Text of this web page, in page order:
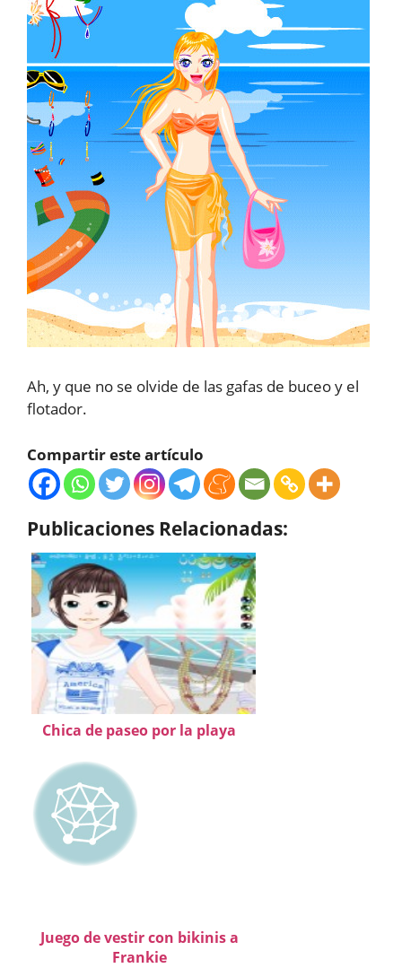
Ah, y que no se olvide de las gafas de buceo y el
flotador.
Compartir este artículo
Publicaciones Relacionadas:
Chica de paseo por la playa
Juego de vestir con bikinis a
Frankie